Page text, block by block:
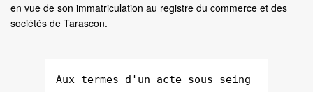
en vue de son immatriculation au registre du commerce et des
sociétés de Tarascon.
Aux termes d'un acte sous seing